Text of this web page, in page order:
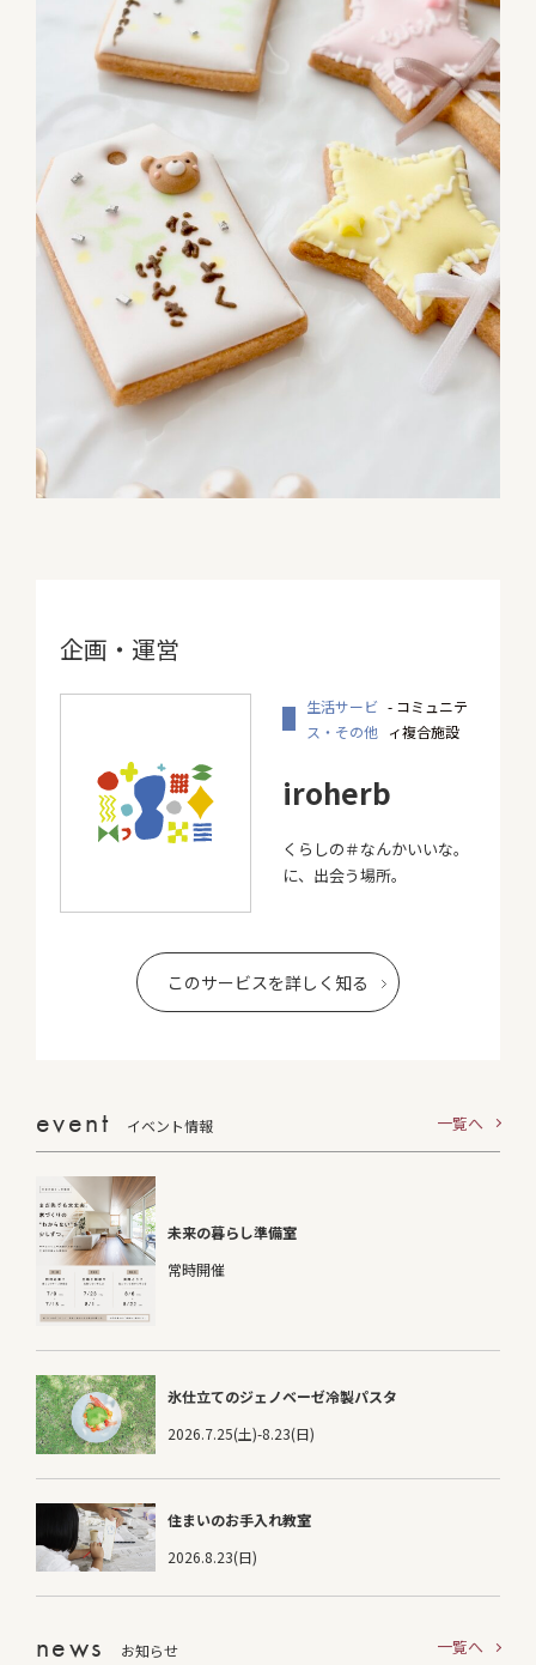
event イベント情報 一覧へ
未来の暮らし準備室
常時開催
氷仕立てのジェノベーゼ冷製パスタ
2026.7.25(土)-8.23(日)
住まいのお手入れ教室
2026.8.23(日)
news お知らせ 一覧へ
企画・運営
iroherb
生活サービ
ス・その他
- コミュニテ
ィ複合施設
くらしの＃なんかいいな。
に、出会う場所。
このサービスを詳しく知る